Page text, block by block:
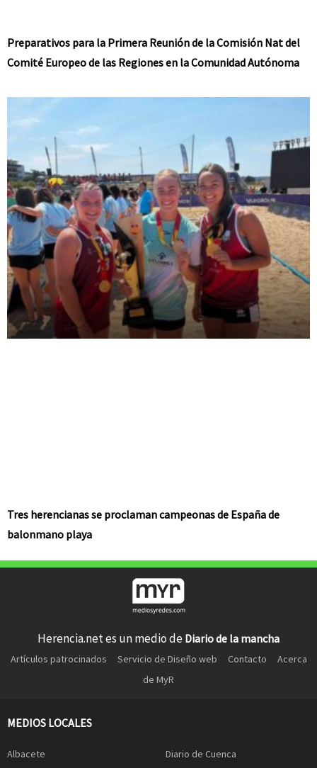
Preparativos para la Primera Reunión de la Comisión Nat del
Comité Europeo de las Regiones en la Comunidad Autónoma
Tres herencianas se proclaman campeonas de España de
balonmano playa
Herencia.net es un medio de Diario de la mancha
Artículos patrocinados Servicio de Diseño web Contacto
Acerca
de MyR
MEDIOS LOCALES
Albacete Diario de Cuenca